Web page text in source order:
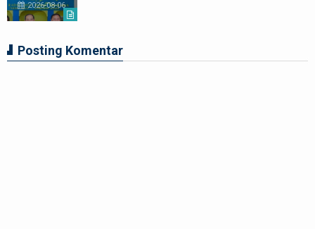
2026-08-06
Posting Komentar